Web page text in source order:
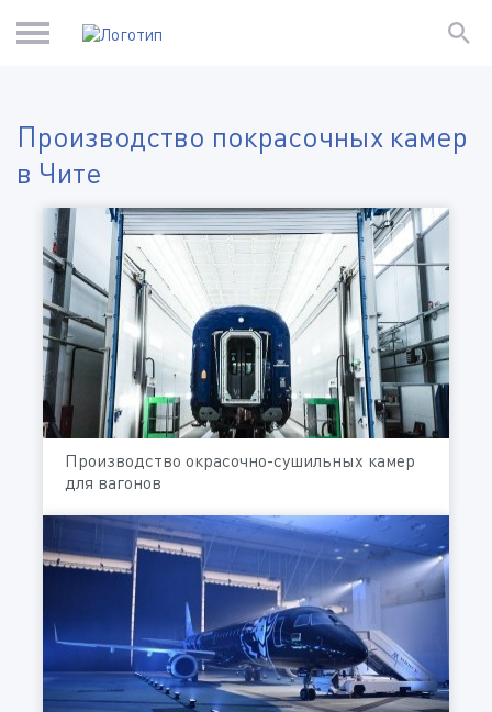
Производство покрасочных камер
в Чите
Производство окрасочно-сушильных камер
для вагонов